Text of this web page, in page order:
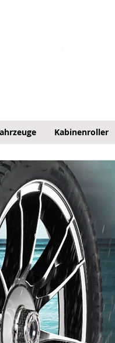
Kabinenroller